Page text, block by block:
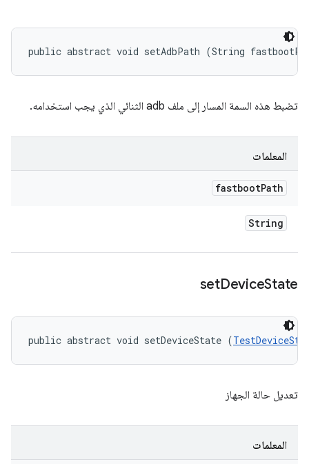
public abstract void setAdbPath (String
تضبط هذه السمة المسار إلى ملف adb الثنائي الذي يجب استخدامه.
المعلمات
fastbootPath
String
setDeviceState
public abstract void setDeviceState (
تعديل حالة الجهاز
المعلمات